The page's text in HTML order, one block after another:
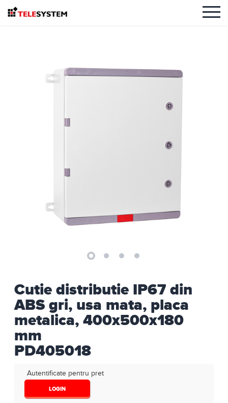
Cutie distributie IP67 din
ABS gri, usa mata, placa
metalica, 400x500x180
mm
PD405018
Autentificate pentru pret
LOGIN